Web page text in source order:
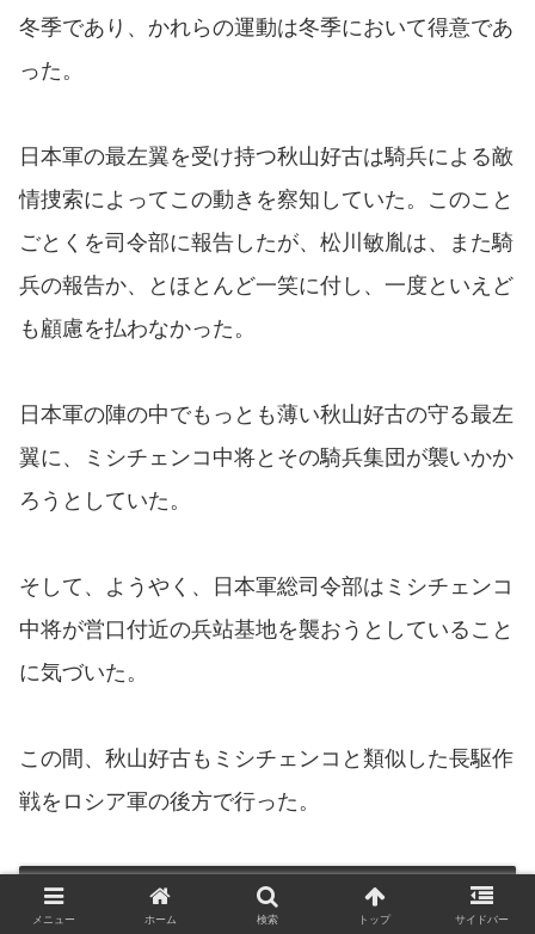
冬季であり、かれらの運動は冬季において得意であ
った。
日本軍の最左翼を受け持つ秋山好古は騎兵による敵
情捜索によってこの動きを察知していた。このこと
ごとくを司令部に報告したが、松川敏胤は、また騎
兵の報告か、とほとんど一笑に付し、一度といえど
も顧慮を払わなかった。
日本軍の陣の中でもっとも薄い秋山好古の守る最左
翼に、ミシチェンコ中将とその騎兵集団が襲いかか
ろうとしていた。
そして、ようやく、日本軍総司令部はミシチェンコ
中将が営口付近の兵站基地を襲おうとしていること
に気づいた。
この間、秋山好古もミシチェンコと類似した長駆作
戦をロシア軍の後方で行った。
本書について
メニュー ホーム 検索 トップ サイドバー